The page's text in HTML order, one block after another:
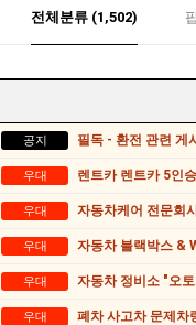
전체분류 (1,502)
공지 필독 - 환전 관련 게
우대 렌트카 렌트카 5인
우대 자동차케어 전문회
우대 자동차 블랙박스 &
우대 자동차 정비소 "오
우대 폐차 사고차 문제차